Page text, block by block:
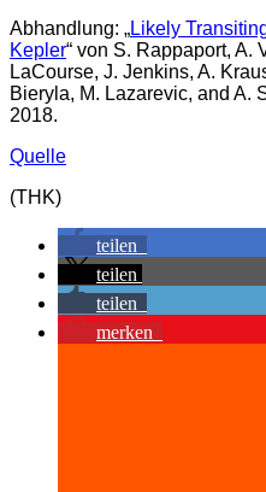
Abhandlung: „Likely
Kepler“ von S. Rappaport, A.
LaCourse, J. Jenkins, A.
Bieryla, M. Lazarevic, and A.
2018.
Quelle
(THK)
teilen
teilen
teilen
merken